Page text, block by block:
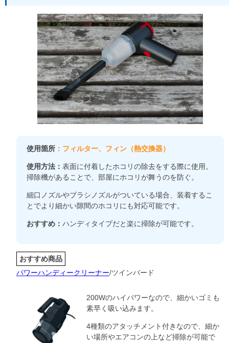
使用箇所 ：フィルター、フィン（熱交換器）
使用方法： 表面に付着したホコリの除去をする際に使用。
掃除機があることで、部屋にホコリが舞うのを防ぐ。
細口ノズルやブラシノズルがついている場合、装着するこ
とでより細かい隙間のホコリにも対応可能です。
おすすめ： ハンディタイプだと楽に掃除が可能です。
おすすめ商品
パワーハンディークリーナー/ツインバード
200Wのハイパワーなので、細かいゴミも
素早く吸い込みます。
4種類のアタッチメント付きなので、細か
い場所やエアコンの上など掃除が可能で